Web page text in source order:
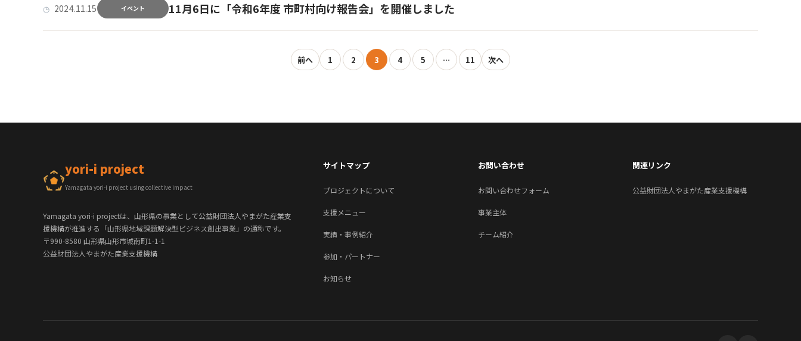
2024.11.15 イベント 11月6日に「令和6年度 市町村向け報告会」を開催しました
前へ 1 2 3 4 5 … 11 次へ
yori-i project
Yamagata yori-i project using collective impact
Yamagata yori-i projectは、山形県の事業として公益財団法人やまがた産業支
援機構が推進する「山形県地域課題解決型ビジネス創出事業」の通称です。
〒990-8580 山形県山形市城南町1-1-1
公益財団法人やまがた産業支援機構
サイトマップ
プロジェクトについて
支援メニュー
実績・事例紹介
参加・パートナー
お知らせ
お問い合わせ
お問い合わせフォーム
事業主体
チーム紹介
関連リンク
公益財団法人やまがた産業支援機構